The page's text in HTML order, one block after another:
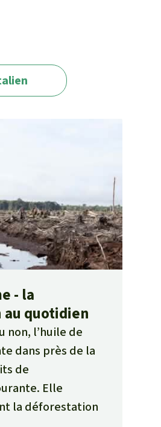
- la
quotidien
non, l’huile de
dans près de la
de
Elle
la déforestation